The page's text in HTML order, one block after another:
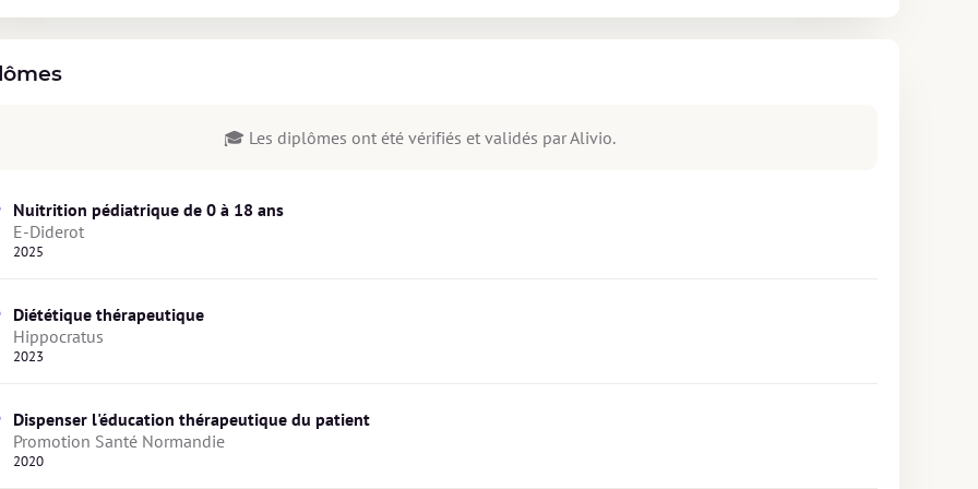
🎓 Les diplômes ont été vérifiés et validés par Alivio.
Nuitrition pédiatrique de 0 à 18 ans
E-Diderot
2025
Diététique thérapeutique
Hippocratus
2023
Dispenser l'éducation thérapeutique du patient
Promotion Santé Normandie
2020